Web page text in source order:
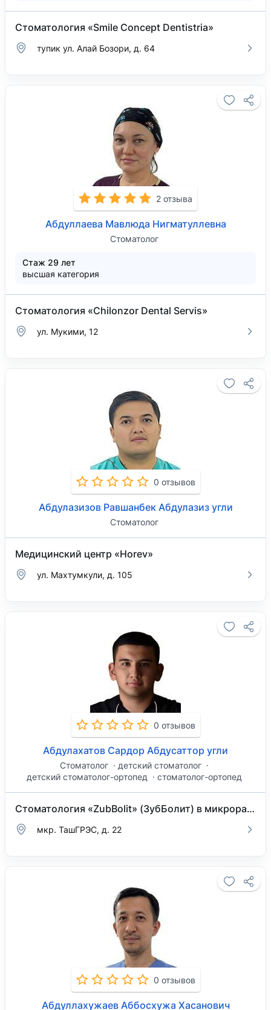
Стоматология «Smile Concept Dentistria»
тупик ул. Алай Бозори, д. 64
2 отзыва
Абдуллаева Мавлюда Нигматуллевна
Стоматолог
Стаж 29 лет
высшая категория
Стоматология «Chilonzor Dental Servis»
ул. Мукими, 12
0 отзывов
Абдулазизов Равшанбек Абдулазиз угли
Стоматолог
Медицинский центр «Horev»
ул. Махтумкули, д. 105
0 отзывов
Абдулахатов Сардор Абдусаттор угли
Стоматолог
детский стоматолог
детский стоматолог-ортопед
стоматолог-ортопед
Стоматология «ZubBolit» (ЗубБолит) в микрорайоне ТашГРЭС
мкр. ТашГРЭС, д. 22
0 отзывов
Абдуллахужаев Аббосхужа Хасанович